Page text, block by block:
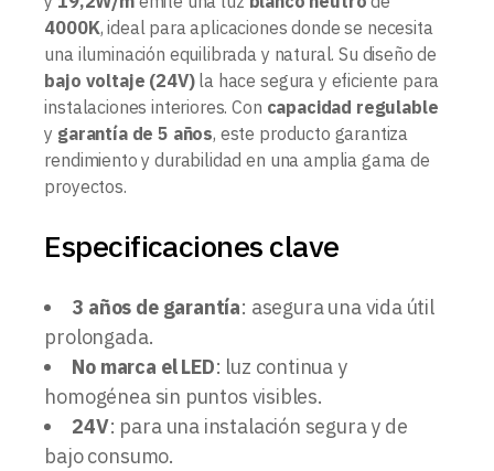
4000K, ideal para aplicaciones donde se necesita
una iluminación equilibrada y natural. Su diseño de
bajo voltaje (24V)la hace segura y eficiente para
instalaciones interiores. Con capacidad regulable
y garantía de 5 años, este producto garantiza
rendimiento y durabilidad en una amplia gama de
proyectos.
Especificaciones clave
3 años de garantía: asegura una vida útil
prolongada.
No marca el LED: luz continua y
homogénea sin puntos visibles.
24V: para una instalación segura y de
bajo consumo.